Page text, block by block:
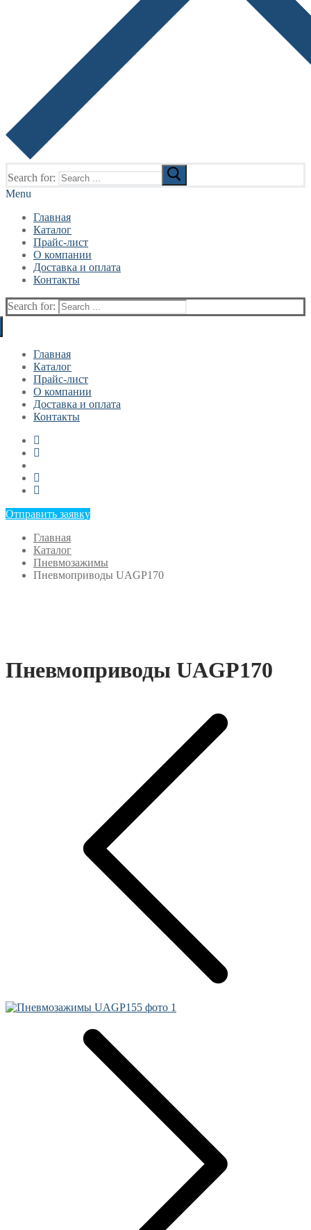
Search for:
Menu
Главная
Каталог
Прайс-лист
О компании
Доставка и оплата
Контакты
Search for:
Главная
Каталог
Прайс-лист
О компании
Доставка и оплата
Контакты
Отправить заявку
Главная
Каталог
Пневмозажимы
Пневмоприводы UAGP170
Пневмоприводы UAGP170